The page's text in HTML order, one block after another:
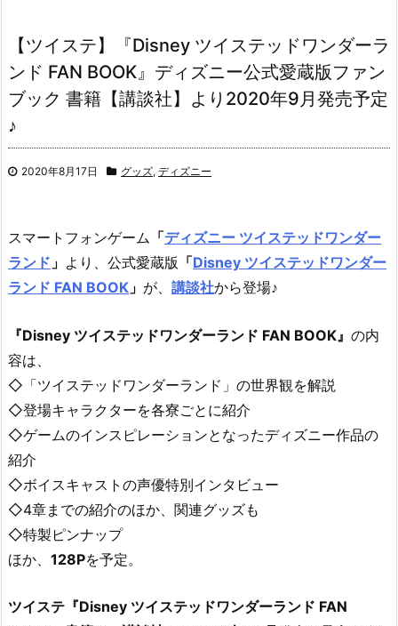
【ツイステ】『Disney ツイステッドワンダーラ
ンド FAN BOOK』ディズニー公式愛蔵版ファン
ブック 書籍【講談社】より2020年9月発売予定
♪
2020年8月17日 グッズ, ディズニー
スマートフォンゲーム 「ディズニー ツイステッドワンダー
ランド 」 より、 公式愛蔵版 「Disney ツイステッドワンダー
ランド FAN BOOK 」 が、 講談社から登場♪
『Disney ツイステッドワンダーランド FAN BOOK』 の内
容は、
◇「ツイステッドワンダーランド」の世界観を解説
◇登場キャラクターを各寮ごとに紹介
◇ゲームのインスピレーションとなったディズニー作品の
紹介
◇ボイスキャストの声優特別インタビュー
◇4章までの紹介のほか、関連グッズも
◇特製ピンナップ
ほか、 128Pを予定。
ツイステ『Disney ツイステッドワンダーランド FAN